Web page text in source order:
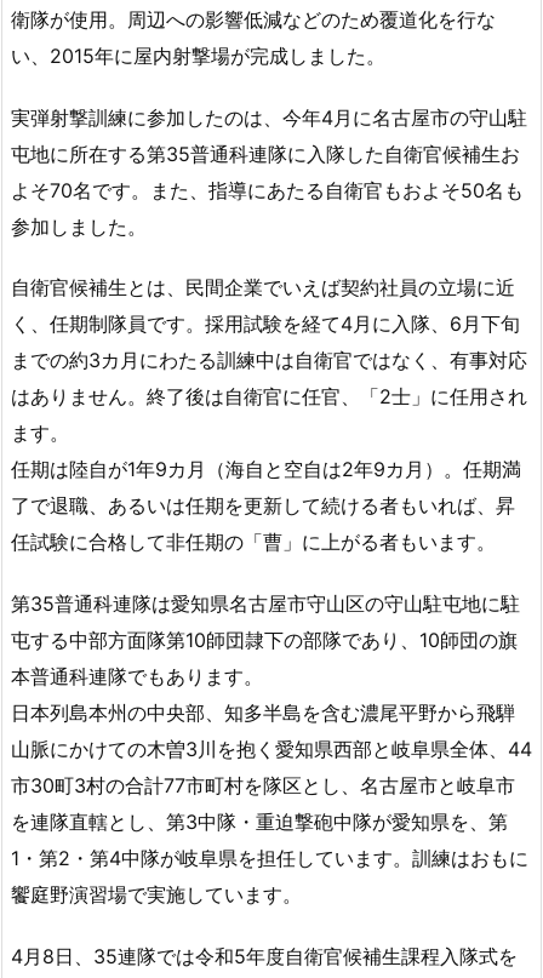
衛隊が使用。周辺への影響低減などのため覆道化を行な
い、2015年に屋内射撃場が完成しました。
実弾射撃訓練に参加したのは、今年4月に名古屋市の守山駐
屯地に所在する第35普通科連隊に入隊した自衛官候補生お
よそ70名です。また、指導にあたる自衛官もおよそ50名も
参加しました。
自衛官候補生とは、民間企業でいえば契約社員の立場に近
く、任期制隊員です。採用試験を経て4月に入隊、6月下旬
までの約3カ月にわたる訓練中は自衛官ではなく、有事対応
はありません。終了後は自衛官に任官、「2士」に任用され
ます。
任期は陸自が1年9カ月（海自と空自は2年9カ月）。任期満
了で退職、あるいは任期を更新して続ける者もいれば、昇
任試験に合格して非任期の「曹」に上がる者もいます。
第35普通科連隊は愛知県名古屋市守山区の守山駐屯地に駐
屯する中部方面隊第10師団隷下の部隊であり、10師団の旗
本普通科連隊でもあります。
日本列島本州の中央部、知多半島を含む濃尾平野から飛騨
山脈にかけての木曽3川を抱く愛知県西部と岐阜県全体、44
市30町3村の合計77市町村を隊区とし、名古屋市と岐阜市
を連隊直轄とし、第3中隊・重迫撃砲中隊が愛知県を、第
1・第2・第4中隊が岐阜県を担任しています。訓練はおもに
饗庭野演習場で実施しています。
4月8日、35連隊では令和5年度自衛官候補生課程入隊式を